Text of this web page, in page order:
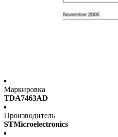
Маркировка
TDA7463AD
Производитель
STMicroelectronics